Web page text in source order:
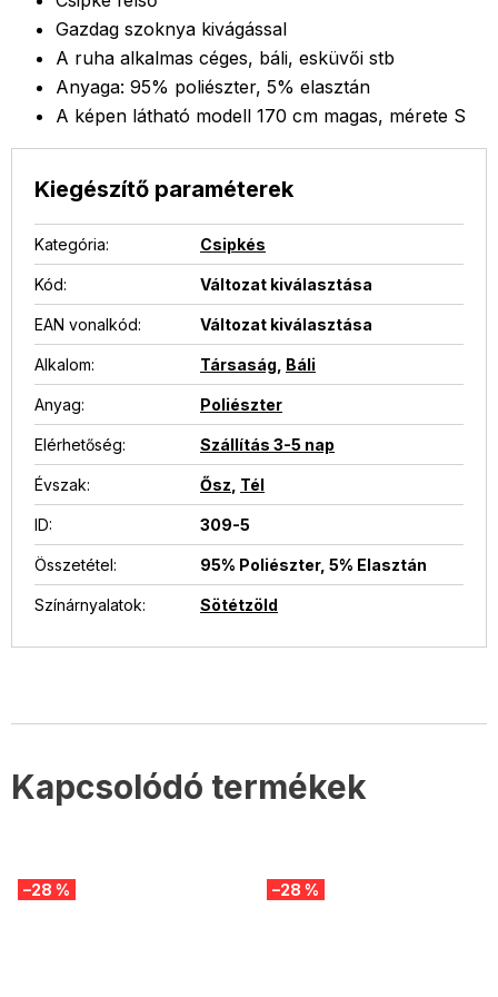
Kapcsolódó termékek
–28 % –28 %
Gazdag szoknya kivágással
A ruha alkalmas céges, báli, esküvői stb
Anyaga: 95% poliészter, 5% elasztán
A képen látható modell 170 cm magas, mérete S
Kiegészítő paraméterek
Kategória: Csipkés
Kód: Változat kiválasztása
EAN vonalkód: Változat kiválasztása
Alkalom: Társaság Báli
Anyag: Poliészter
Elérhetőség: Szállítás 3-5 nap
Évszak: Ősz Tél
ID: 309-5
Összetétel: 95% Poliészter, 5% Elasztán
Színárnyalatok: Sötétzöld